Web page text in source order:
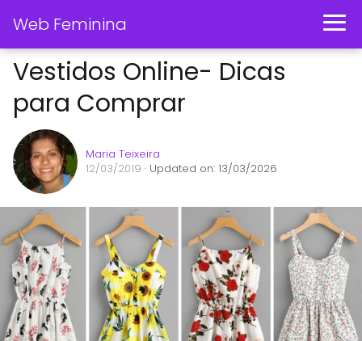
Web Feminina
Vestidos Online- Dicas
para Comprar
Maria Teixeira
12/03/2019 · Updated on: 13/03/2026